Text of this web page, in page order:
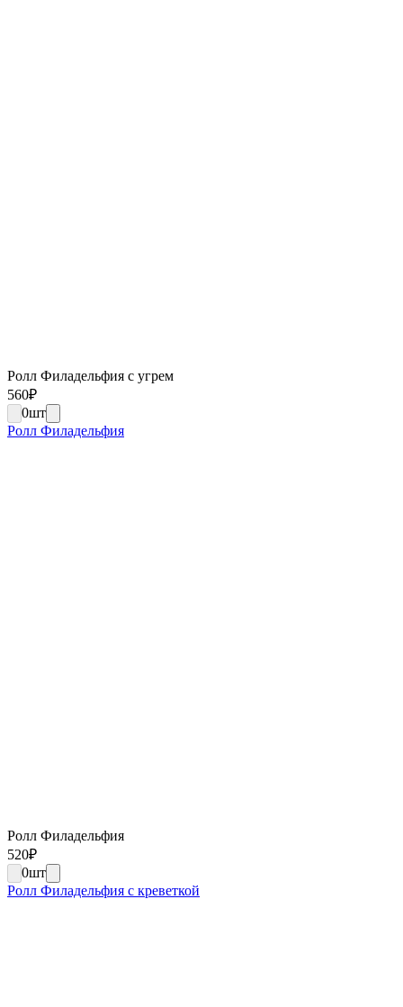
Ролл Филадельфия с угрем
560₽
0шт
Ролл Филадельфия
Ролл Филадельфия
520₽
0шт
Ролл Филадельфия с креветкой